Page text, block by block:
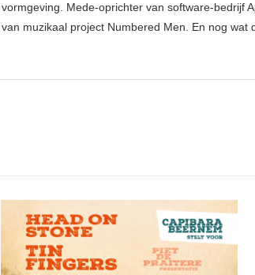
vormgeving. Mede-oprichter van software-bedrijf
van muzikaal project Numbered Men. En nog wat